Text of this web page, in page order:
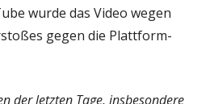
wurde das Video wegen
gegen die Plattform-
der letzten Tage, insbesondere